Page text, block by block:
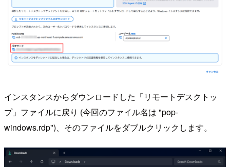
インスタンスからダウンロードした「リモートデスクトッ
プ」ファイルに戻り (今回のファイル名は "pop-
windows.rdp")、そのファイルをダブルクリックします。